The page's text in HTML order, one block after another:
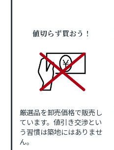
値切らず買おう！
厳選品を卸売価格で販売し
ています。値引き交渉とい
う習慣は築地にはありませ
ん。